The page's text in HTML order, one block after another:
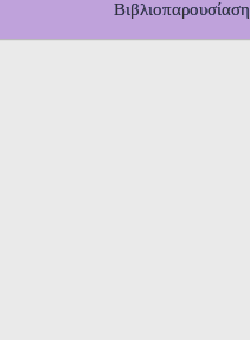
Βιβλιοπαρουσίαση